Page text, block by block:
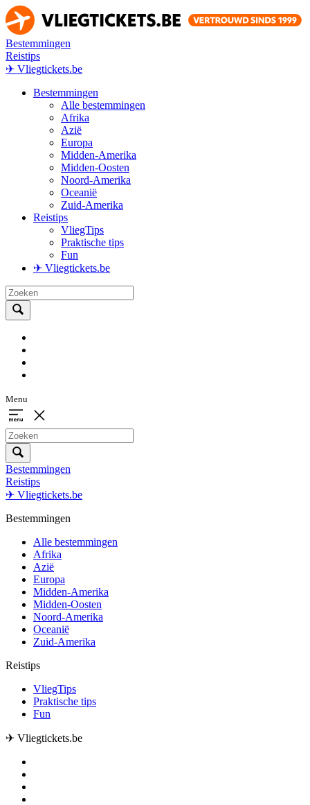
Bestemmingen
Reistips
✈ Vliegtickets.be
Bestemmingen
Alle bestemmingen
Afrika
Azië
Europa
Midden-Amerika
Midden-Oosten
Noord-Amerika
Oceanië
Zuid-Amerika
Reistips
VliegTips
Praktische tips
Fun
✈ Vliegtickets.be
Menu
Bestemmingen
Reistips
✈ Vliegtickets.be
Bestemmingen
Alle bestemmingen
Afrika
Azië
Europa
Midden-Amerika
Midden-Oosten
Noord-Amerika
Oceanië
Zuid-Amerika
Reistips
VliegTips
Praktische tips
Fun
✈ Vliegtickets.be